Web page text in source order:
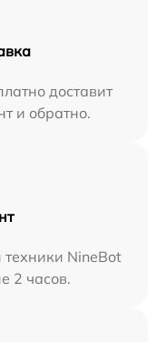
доставит
и обратно.
NineBot
2 часов.